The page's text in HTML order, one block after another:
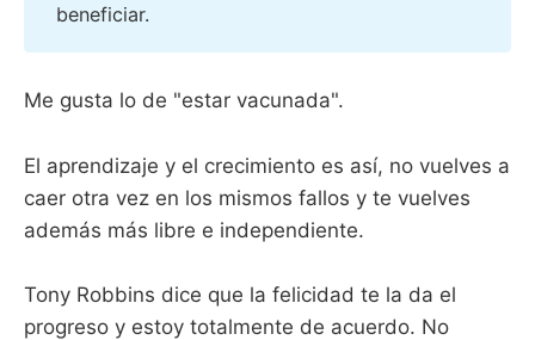
beneficiar.
Me gusta lo de "estar vacunada".
El aprendizaje y el crecimiento es así, no vuelves a
caer otra vez en los mismos fallos y te vuelves
además más libre e independiente.
Tony Robbins dice que la felicidad te la da el
progreso y estoy totalmente de acuerdo. No